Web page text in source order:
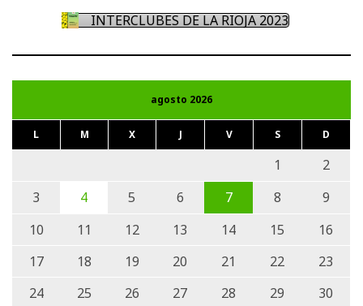
INTERCLUBES DE LA RIOJA 2023
agosto 2026
L M X J V S D
1
2
3
4 5 6 7 8
9
10
11 12 13 14 15
16
17
18 19 20 21 22
23
24
25 26 27 28 29
30